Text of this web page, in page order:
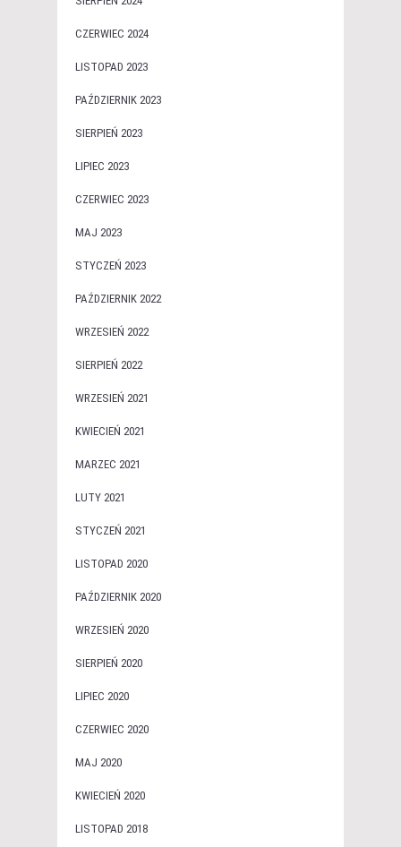
CZERWIEC 2024
LISTOPAD 2023
PAŹDZIERNIK 2023
SIERPIEŃ 2023
LIPIEC 2023
CZERWIEC 2023
MAJ 2023
STYCZEŃ 2023
PAŹDZIERNIK 2022
WRZESIEŃ 2022
SIERPIEŃ 2022
WRZESIEŃ 2021
KWIECIEŃ 2021
MARZEC 2021
LUTY 2021
STYCZEŃ 2021
LISTOPAD 2020
PAŹDZIERNIK 2020
WRZESIEŃ 2020
SIERPIEŃ 2020
LIPIEC 2020
CZERWIEC 2020
MAJ 2020
KWIECIEŃ 2020
LISTOPAD 2018